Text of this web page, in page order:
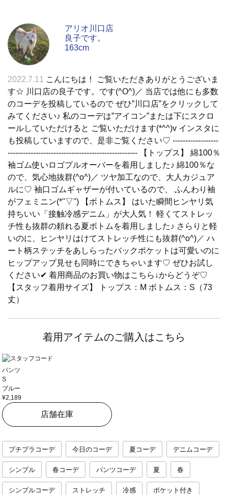
アリオ川口店
良子です。
163cm
2022.7.11
こんにちは！ ご覧いただきありがとうございま
す☆ 川口店の良子です。です(^O^)／ 当店では他にも多数
のコーデを投稿しているので ぜひ”川口店”をクリックして
みてください♪ 私のコーデは”アイコン”または下にスクロ
ールしていただけると ご覧いただけます(*^^)v インスタに
も投稿していますので、是非ご覧ください♡ ------------------
--------------------------------------------------- 【トップス】 綿100％
袖ゴム使いロゴプルオーバーを着用しました♪ 綿100％な
ので、気心地抜群(^o^)／ ツヤ加工なので、大人カジュア
ルに♡ 袖口ゴムギャザーが付いているので、 ふんわり袖
がフェミニン(*''▽'') 【ボトムス】 はいた瞬間ヒンヤリ気
持ちいい「接触冷感デニム」が大人気！ 軽くてストレッ
チ性も抜群の頼れる夏ボトムを着用しました♪ さらりと軽
いのに、ヒンヤリはけてストレッチ性にも抜群(^o^)／ ハ
ート柄ステッチをあしらったバックポケットは可愛いのに
ヒップアップ見せも同時にできちゃいます♡ ぜひお試し
ください✔ 着用商品のお買い物はこちら↓からどうぞ♡
【スタッフ着用サイズ】 トップス：M ボトムス：S（73
丈）
着用アイテムのご購入はこちら
パンツ
S
ブルー
¥2,189
店舗在庫
プチプラコーデ 今日のコーデ 夏コーデ デニムコーデ
シンプル 春コーデ パンツコーデ 夏 春
シンプルコーデ ストレッチ 冷感 ポケット付き